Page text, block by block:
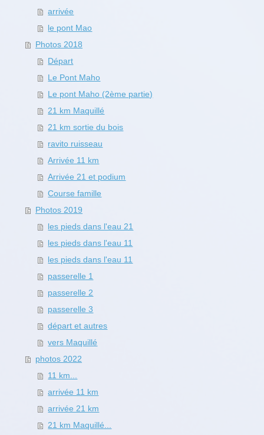
arrivée
le pont Mao
Photos 2018
Départ
Le Pont Maho
Le pont Maho (2ème partie)
21 km Maquillé
21 km sortie du bois
ravito ruisseau
Arrivée 11 km
Arrivée 21 et podium
Course famille
Photos 2019
les pieds dans l'eau 21
les pieds dans l'eau 11
les pieds dans l'eau 11
passerelle 1
passerelle 2
passerelle 3
départ et autres
vers Maquillé
photos 2022
11 km...
arrivée 11 km
arrivée 21 km
21 km Maquillé...